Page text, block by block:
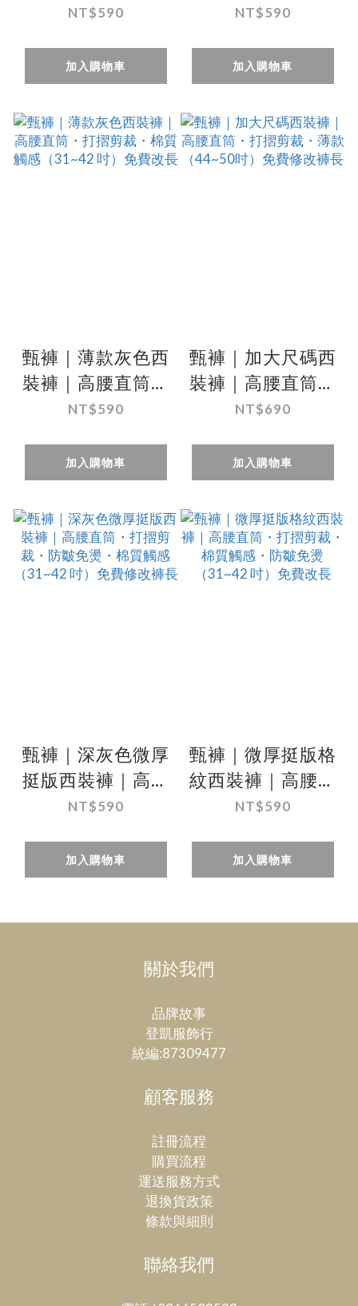
剪裁・細條紋・棉
吋）免費修改褲長
NT$590
加入購物車
剪裁・細格紋・棉
吋）免費修改褲長
NT$590
加入購物車
甄褲｜薄款灰色西
裝褲｜高腰直筒・
打摺剪裁・棉質觸
費改長
NT$590
加入購物車
甄褲｜加大尺碼西
裝褲｜高腰直筒・
打摺剪裁・薄款
修改褲長
NT$690
加入購物車
甄褲｜深灰色微厚
挺版西裝褲｜高腰
直筒・打摺剪裁・
感（31~42 吋）免
費修改褲長
NT$590
加入購物車
甄褲｜微厚挺版格
紋西裝褲｜高腰直
筒・打摺剪裁・棉
（31~42 吋）免費
改長
NT$590
加入購物車
關於我們
品牌故事
登凱服飾行
統編:87309477
顧客服務
註冊流程
購買流程
運送服務方式
退換貨政策
條款與細則
聯絡我們